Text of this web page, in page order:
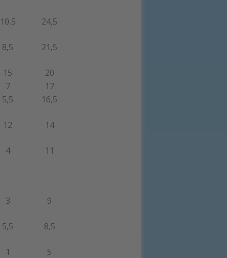
10,5 24,5
8,5 21,5
15
20
7
17
5,5 16,5
12 14
4 11
3 9
5,5 8,5
1 5